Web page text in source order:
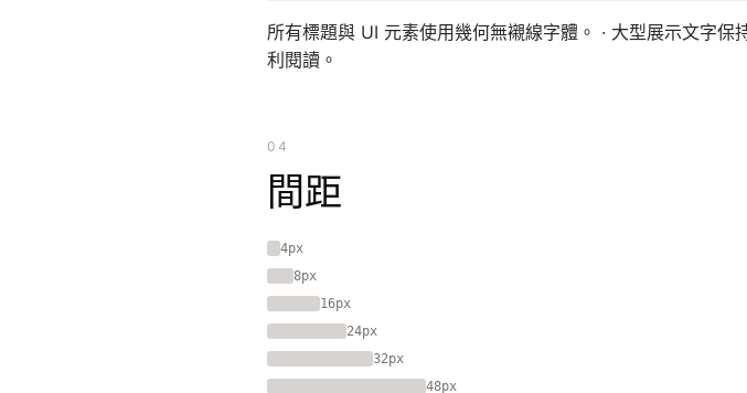
所有標題與 UI 元素使用幾何無襯線字體。 · 大型展示文字
利閱讀。
04
間距
4px
8px
16px
24px
32px
48px